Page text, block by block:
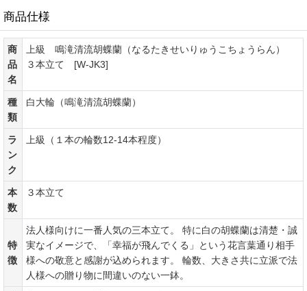
商品仕様
商
品
名
上級 鳴滝清流胡蝶蘭（なるたきせいりゅうこちょうらん）
３本立て [W-JK3]
種
類
白大輪（鳴滝清流胡蝶蘭）
ラ
ン
ク
上級（１本の輪数12-14本程度）
本
数
３本立て
特
徴
法人様向けに一番人気の三本立て。 特に白の胡蝶蘭は清楚・誠
実なイメージで、「幸福が飛んでくる」という花言葉通り相手
様への敬意と感謝が込められます。 輪数、大きさ共に立派で法
人様への贈り物に間違いのない一鉢。